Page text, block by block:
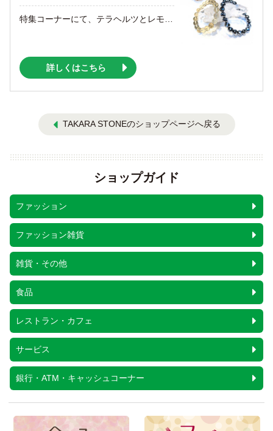
詳しくはこちら
TAKARA STONEのショップページへ戻る
ショップガイド
ファッション
ファッション雑貨
雑貨・その他
食品
レストラン・カフェ
サービス
銀行・ATM・キャッシュコーナー